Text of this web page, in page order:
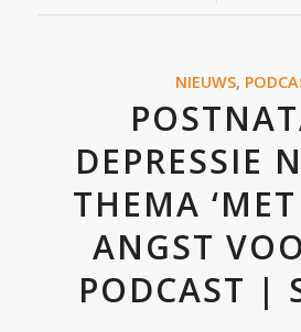
NIEUWS,
DEPRESSIE
THEMA
ANGST
PODCAST |